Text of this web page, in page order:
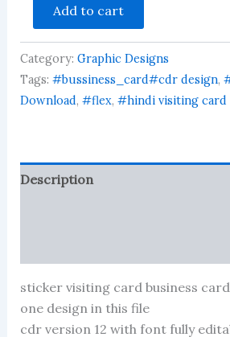
hakem
visiting
card
business
card
flex
Add to cart
Category: Graphic Designs
Tags: #bussiness_card#cdr design,
Download, #flex, #hindi visiting card
Description
sticker visiting card business
one design in this file
cdr version 12 with font fully